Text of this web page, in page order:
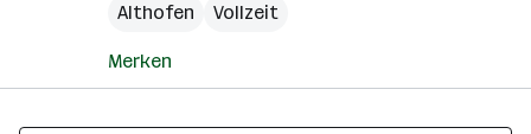
Althofen
Vollzeit
Merken